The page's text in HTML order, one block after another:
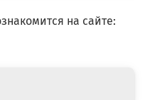
на сайте: